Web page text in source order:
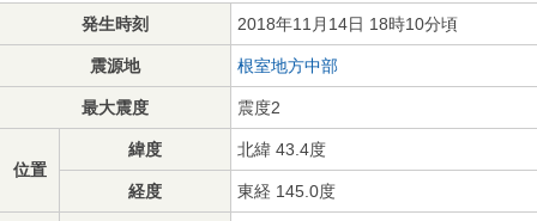
発生時刻 2018年11月14日 18時10分頃
震源地 根室地方中部
最大震度 震度2
位置
緯度 北緯 43.4度
経度 東経 145.0度